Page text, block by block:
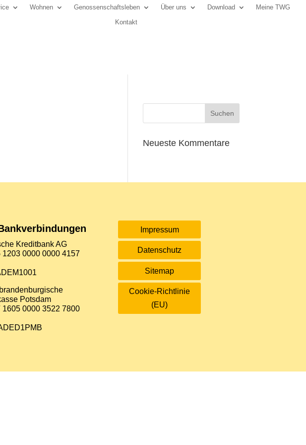
Wohnen Genossenschaftsleben Über uns Download Meine TWG
Kontakt
Neueste Kommentare
Kreditbank AG
1203 0000 0000 4157
Potsdam
1605 0000 3522 7800
Impressum
Datenschutz
Sitemap
Cookie-Richtlinie
(EU)